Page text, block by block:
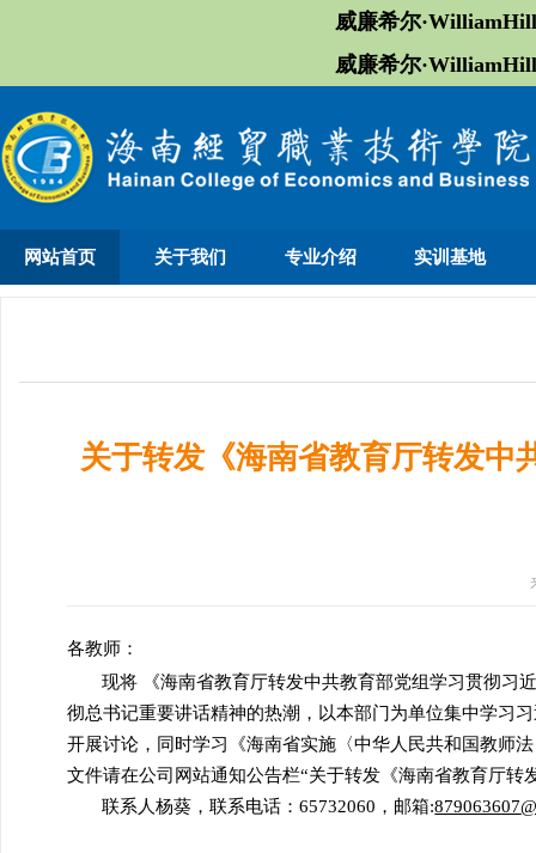
威廉希尔
威廉希尔
网站首页 关于我们 专业介绍 实训基地
关于转发《海南省教育厅转发中
各教师：
现将 《海南省教育厅转发中共教育部党组学习贯彻习
彻总书记重要讲话精神的热潮，以本部门为单位集中学习
开展讨论，同时学习《海南省实施〈中华人民共和国教师
文件请在公司网站通知公告栏“关于转发《海南省教育厅
联系人杨葵，联系电话：65732060，邮箱:879063607